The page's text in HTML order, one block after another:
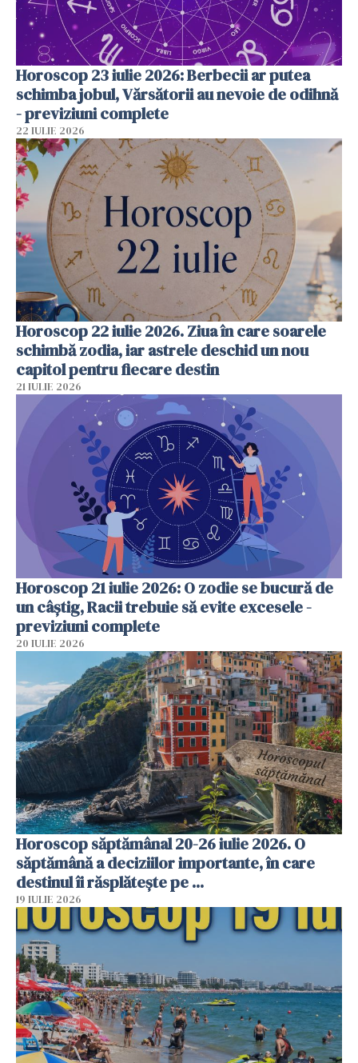
Horoscop 23 iulie 2026: Berbecii ar putea
schimba jobul, Vărsătorii au nevoie de odihnă
- previziuni complete
22 IULIE 2026
Horoscop 22 iulie 2026. Ziua în care soarele
schimbă zodia, iar astrele deschid un nou
capitol pentru fiecare destin
21 IULIE 2026
Horoscop 21 iulie 2026: O zodie se bucură de
un câștig, Racii trebuie să evite excesele -
previziuni complete
20 IULIE 2026
Horoscop săptămânal 20-26 iulie 2026. O
săptămână a deciziilor importante, în care
destinul îi răsplătește pe ...
19 IULIE 2026